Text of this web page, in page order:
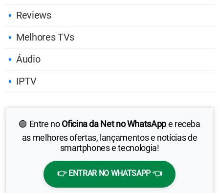
Reviews
Melhores TVs
Áudio
IPTV
🟢 Entre noOficina da Net no WhatsAppe receba
as melhores ofertas, lançamentos e notícias de
smartphones e tecnologia!
👉 ENTRAR NO WHATSAPP 👈